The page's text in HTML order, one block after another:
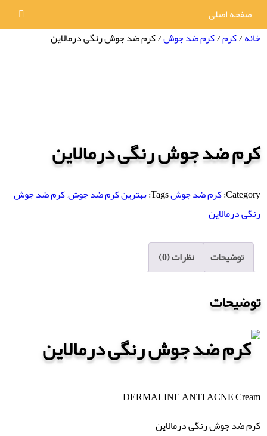
صفحه اصلی
خانه/کرم/کرم ضد جوش/ کرم ضد جوش رنگی درمالاین
کرم ضد جوش رنگی درمالاین
Category: کرم ضد جوشTags: بهترین کرم ضد جوش,کرم ضد جوش
رنگی درمالاین
توضیحات نظرات (0)
توضیحات
DERMALINE ANTI ACNE Cream
کرم ضد جوش رنگی درمالاین